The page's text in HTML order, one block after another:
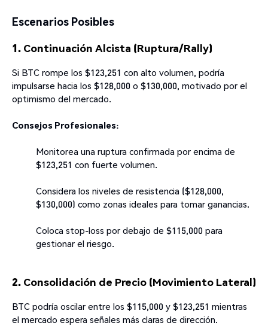
Escenarios Posibles
1. Continuación Alcista (Ruptura/Rally)
Si BTC rompe los $123,251 con alto volumen, podría
impulsarse hacia los $128,000 o $130,000, motivado por el
optimismo del mercado.
Consejos Profesionales:
Monitorea una ruptura confirmada por encima de
$123,251 con fuerte volumen.
Considera los niveles de resistencia ($128,000,
$130,000) como zonas ideales para tomar ganancias.
Coloca stop-loss por debajo de $115,000 para
gestionar el riesgo.
2. Consolidación de Precio (Movimiento Lateral)
BTC podría oscilar entre los $115,000 y $123,251 mientras
el mercado espera señales más claras de dirección.